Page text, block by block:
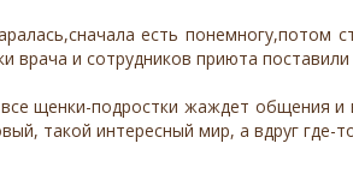
есть понемногу,потом
и сотрудников приюта
щенки-подростки жаждет общения и
такой интересный мир, а вдруг где-